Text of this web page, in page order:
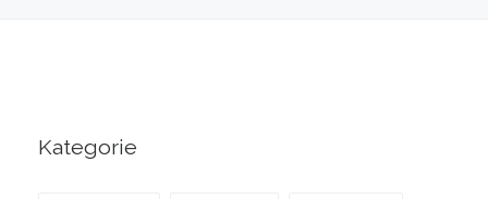
Kategorie